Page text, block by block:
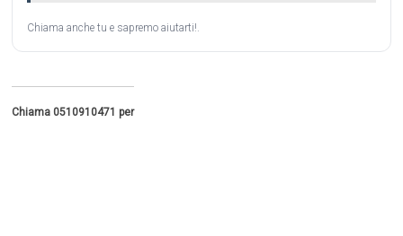
Chiama anche tu e sapremo aiutarti!.
Chiama 0510910471 per